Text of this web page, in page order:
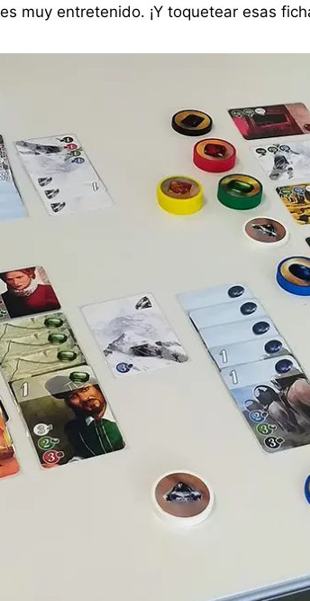
muy entretenido. ¡Y toquetear esas